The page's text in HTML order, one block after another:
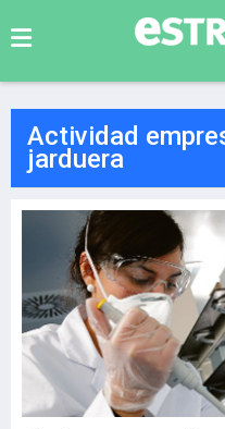
Actividad
jarduera